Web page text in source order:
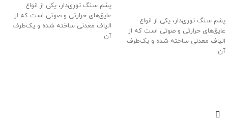
پشم سنگ توری‌دار، یکی از انواع
عایق‌های حرارتی و صوتی است که از
الیاف معدنی ساخته شده و یک‌طرف
آن
پشم سنگ توری‌دار، یکی از انواع
عایق‌های حرارتی و صوتی است که از
الیاف معدنی ساخته شده و یک‌طرف
آن